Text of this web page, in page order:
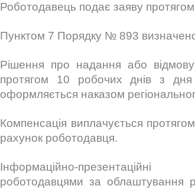
Роботодавець подає заяву
Пунктом 7 Порядку № 893
Рішення про надання або відмову
протягом 10 робочих днів з
оформляється наказом
Компенсація виплачується
рахунок роботодавця.
Інформаційно-
роботодавцями за облаштування